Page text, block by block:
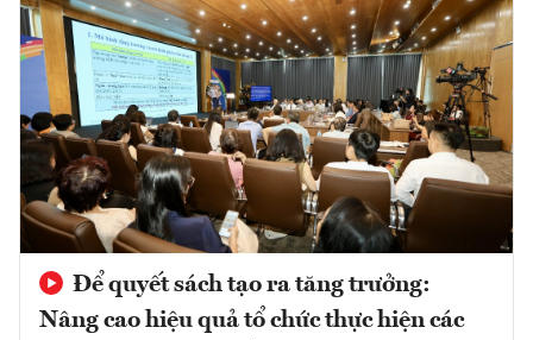
Để quyết sách tạo ra tăng trưởng:
Nâng cao hiệu quả tổ chức thực hiện các